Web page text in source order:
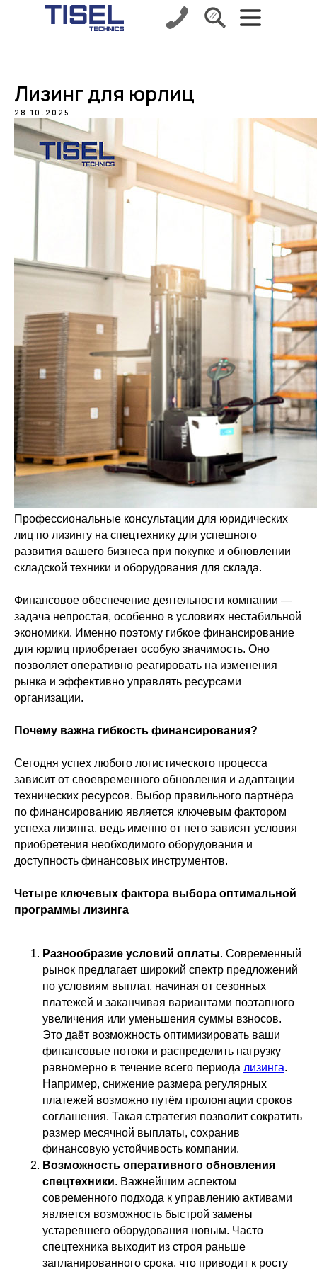
Лизинг для юрлиц
28.10.2025
Профессиональные консультации для юридических
лиц по лизингу на спецтехнику для успешного
развития вашего бизнеса при покупке и обновлении
складской техники и оборудования для склада.
Финансовое обеспечение деятельности компании —
задача непростая, особенно в условиях нестабильной
экономики. Именно поэтому гибкое финансирование
для юрлиц приобретает особую значимость. Оно
позволяет оперативно реагировать на изменения
рынка и эффективно управлять ресурсами
организации.
Почему важна гибкость финансирования?
Сегодня успех любого логистического процесса
зависит от своевременного обновления и адаптации
технических ресурсов. Выбор правильного партнёра
по финансированию является ключевым фактором
успеха лизинга, ведь именно от него зависят условия
приобретения необходимого оборудования и
доступность финансовых инструментов.
Четыре ключевых фактора выбора оптимальной
программы лизинга
Разнообразие условий оплаты. Современный
рынок предлагает широкий спектр предложений
по условиям выплат, начиная от сезонных
платежей и заканчивая вариантами поэтапного
увеличения или уменьшения суммы взносов.
Это даёт возможность оптимизировать ваши
финансовые потоки и распределить нагрузку
равномерно в течение всего периода лизинга.
Например, снижение размера регулярных
платежей возможно путём пролонгации сроков
соглашения. Такая стратегия позволит сократить
размер месячной выплаты, сохранив
финансовую устойчивость компании.
Возможность оперативного обновления
спецтехники. Важнейшим аспектом
современного подхода к управлению активами
является возможность быстрой замены
устаревшего оборудования новым. Часто
спецтехника выходит из строя раньше
запланированного срока, что приводит к росту